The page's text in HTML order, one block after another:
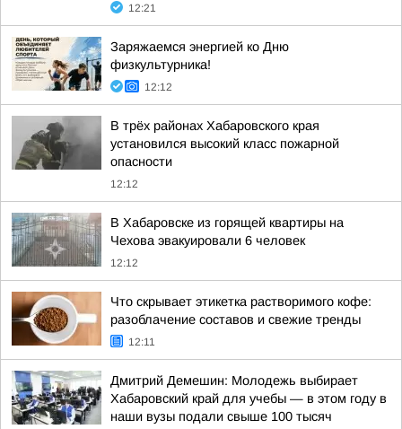
12:21
Заряжаемся энергией ко Дню
физкультурника!
12:12
В трёх районах Хабаровского края
установился высокий класс пожарной
опасности
12:12
В Хабаровске из горящей квартиры на
Чехова эвакуировали 6 человек
12:12
Что скрывает этикетка растворимого кофе:
разоблачение составов и свежие тренды
12:11
Дмитрий Демешин: Молодежь выбирает
Хабаровский край для учебы — в этом году в
наши вузы подали свыше 100 тысяч